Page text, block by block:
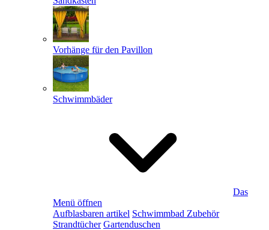
Vorhänge für den Pavillon
Schwimmbäder
Das
Menü öffnen
Aufblasbaren artikel Schwimmbad Zubehör
Strandtücher Gartenduschen